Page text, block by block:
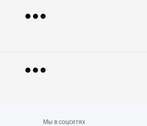
Мы в соцсетях